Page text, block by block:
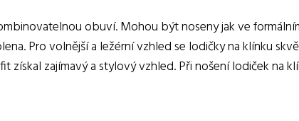
obuví. Mohou být noseny jak ve
Pro volnější a ležérní vzhled se lodičky na klínku
získal zajímavý a stylový vzhled. Při nošení lodiček na